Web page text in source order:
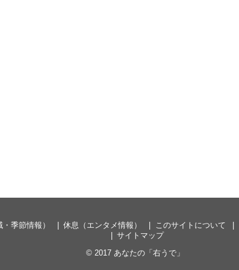
季節情報） 休息（エンタメ情報） このサイトについて
サイトマップ
© 2017 あなたの「右うで」